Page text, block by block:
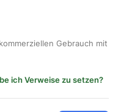
Gebrauch mit
ich Verweise zu setzen?